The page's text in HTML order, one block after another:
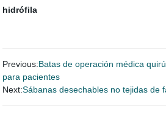
hidrófila
Previous:Batas de operación médica
para pacientes
Next:Sábanas desechables no tejidas de